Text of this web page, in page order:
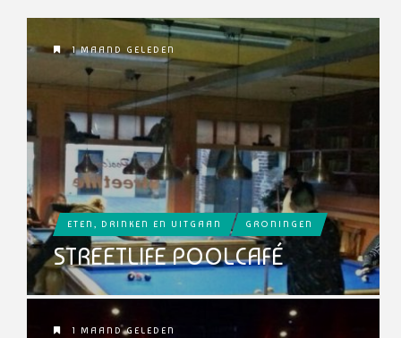
1 MAAND GELEDEN
ETEN, DRINKEN EN UITGAAN GRONINGEN
STREETLIFE POOLCAFÉ
1 MAAND GELEDEN